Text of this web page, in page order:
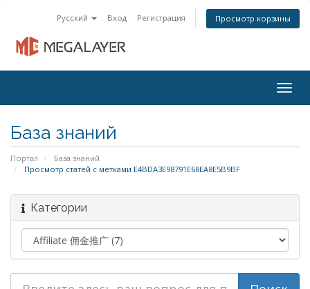
Русский Вход Регистрация Просмотр корзины
База знаний
Портал
База знаний
Просмотр статей с метками E4BDA3E98791E68EA8E5B9BF
Категории